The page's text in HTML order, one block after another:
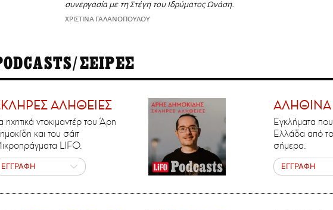
συνεργασία με τη Στέγη του Ιδρύματος Ωνάση.
ΧΡΙΣΤΙΝΑ ΓΑΛΑΝΟΠΟΥΛΟΥ
ΣΕΙΡΕΣ
ΑΛΗΘΕΙΕΣ
ηχητικά ντοκιμαντέρ του Άρη
και του σάιτ
LIFO.
ΕΓΓΡΑΦΗ
Εγκλήματα
Ελλάδα από
σήμερα.
ΕΓΓΡΑΦΗ